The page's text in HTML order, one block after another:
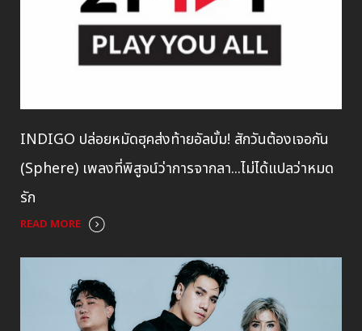
INDIGO ปล่อยหมัดฮุคส่งท้ายอัลบั้ม! สักวันต้องเจอกัน
(Sphere) เพลงที่พิสูจน์ว่าการจากลา...ไม่ได้แปลว่าหมด
รัก
READ MORE